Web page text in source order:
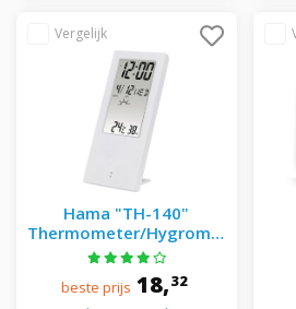
Hama "TH-140"
Thermometer/Hygrometer
with weather indicator
white
beste prijs 18,32